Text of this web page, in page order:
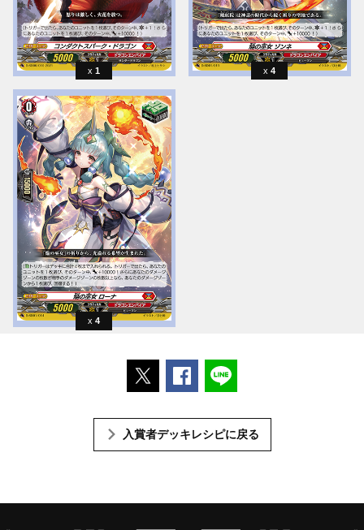
1 4
4
ポストするFacebookでシェアする
入賞者デッキレシピに戻る